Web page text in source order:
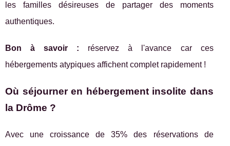
les familles désireuses de partager des moments
authentiques.
Bon à savoir : réservez à l'avance car ces
hébergements atypiques affichent complet rapidement !
Où séjourner en hébergement insolite dans
la Drôme ?
Avec une croissance de 35% des réservations de